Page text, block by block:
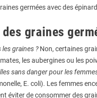
germées avec des
graines
graines ?Non, certaines
les aubergines ou les
sans danger pour les
E. coli). Les femmes
éviter de consommer des